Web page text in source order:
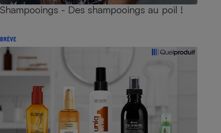
Shampooings - Des shampooings au poil !
BRÈVE